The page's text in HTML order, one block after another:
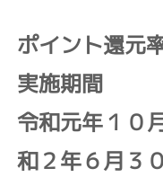
ポイント還元
実施期間
令和元年１
和２年６月３